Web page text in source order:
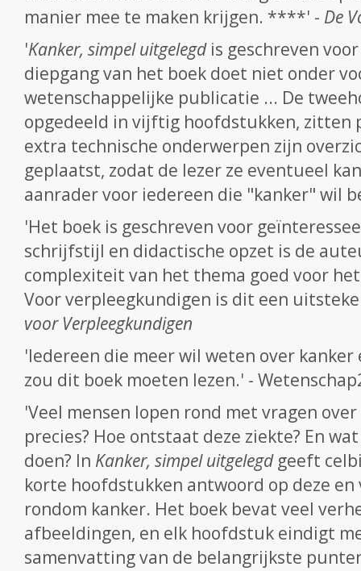
manier mee te maken krijgen. ****' - De
'Kanker, simpel uitgelegdis geschreven
diepgang van het boek doet niet onder
wetenschappelijke publicatie ... De
opgedeeld in vijftig hoofdstukken, zitten
extra technische onderwerpen zijn
geplaatst, zodat de lezer ze eventueel
aanrader voor iedereen die "kanker" wil
'Het boek is geschreven voor
schrijfstijl en didactische opzet is de
complexiteit van het thema goed voor
Voor verpleegkundigen is dit een
voor Verpleegkundigen
'Iedereen die meer wil weten over kanker
zou dit boek moeten lezen.' -
'Veel mensen lopen rond met vragen
precies? Hoe ontstaat deze ziekte? En
doen? In Kanker, simpel uitgelegdgeeft
korte hoofdstukken antwoord op deze en
rondom kanker. Het boek bevat veel
afbeeldingen, en elk hoofdstuk eindigt
samenvatting van de belangrijkste